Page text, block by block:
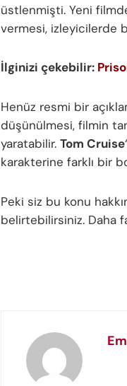
üstlenmişti. Yeni
vermesi, izleyicilerde
İlginizi çekebilir:
Henüz resmi bir
düşünülmesi, filmin
yaratabilir. Tom Cruise
karakterine farklı bir
Peki siz bu konu
belirtebilirsiniz. Daha